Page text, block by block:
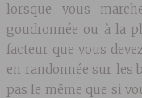
lorsque vous
goudronnée ou à la
facteur que vous
en randonnée sur les
pas le même que si